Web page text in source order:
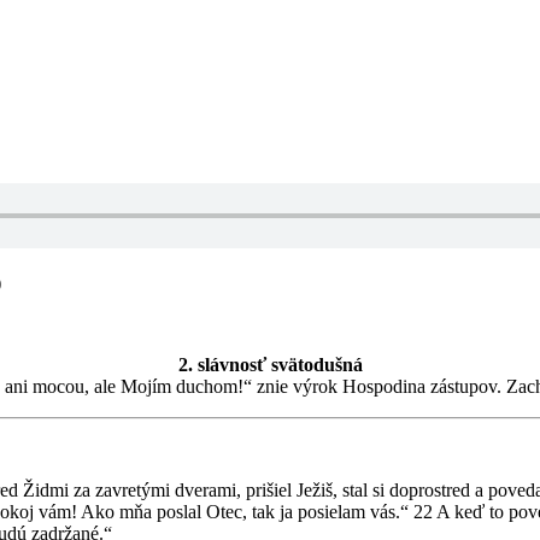
2. slávnosť svätodušná
mocou, ale Mojím duchom!“ znie výrok Hospodina zástupov.
Židmi za zavretými dverami, prišiel Ježiš, stal si doprostred a
vám! Ako mňa poslal Otec, tak ja posielam vás.“ 22 A keď to
zadržané.“